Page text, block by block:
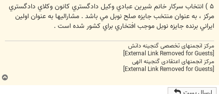
۵ ) انتخاب سركار خانم شيرين عبادي وكيل دادگستري كانون وكلاي دادگستري
مركز ، به عنوان منتخب جايزه صلح نوبل مي باشد . مشاراليها به عنوان اولين
ايراني برنده جايزه نوبل موجب افتخاري براي كشور شده است .
مرکز انجمنهای تخصصی گنجینه دانش
[External Link Removed for Guests]
مرکز انجمنهای اعتقادی گنجینه الهی
[External Link Removed for Guests]